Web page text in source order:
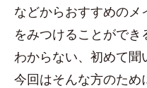
などからおすすめの
をみつけることができ
わからない、初めて聞
今回はそんな方のため